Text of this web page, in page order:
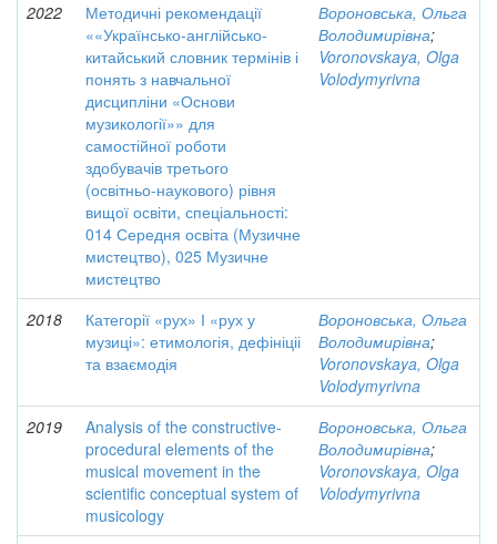
2022
Методичні рекомендації
««Українсько-англійсько-
китайський словник термінів і
понять з навчальної
дисципліни «Основи
музикології»» для
самостійної роботи
здобувачів третього
(освітньо-наукового) рівня
вищої освіти, спеціальності:
014 Середня освіта (Музичне
мистецтво), 025 Музичне
мистецтво
Вороновська, Ольга
Володимирівна;
Voronovskaya, Olga
Volodymyrivna
2018
Категорії «рух» І «рух у
музиці»: етимологія, дефініціі
та взаємодія
Вороновська, Ольга
Володимирівна;
Voronovskaya, Olga
Volodymyrivna
2019
Analysis of the constructive-
procedural elements of the
musical movement in the
scientific conceptual system of
musicology
Вороновська, Ольга
Володимирівна;
Voronovskaya, Olga
Volodymyrivna